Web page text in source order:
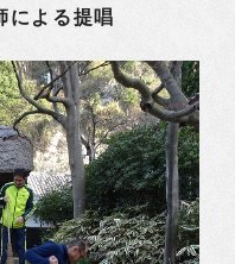
による提唱